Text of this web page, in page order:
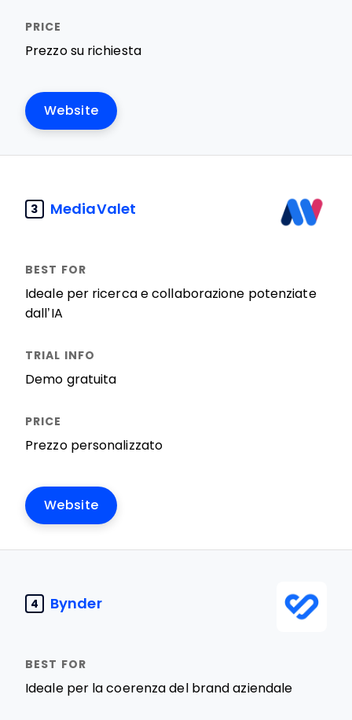
Prezzo su richiesta
Website
3 MediaValet
Ideale per ricerca e collaborazione potenziate
dall’IA
Demo gratuita
Prezzo personalizzato
Website
4 Bynder
Ideale per la coerenza del brand aziendale